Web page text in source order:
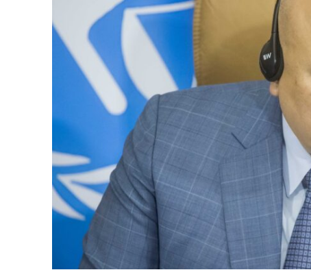
Israelische
die